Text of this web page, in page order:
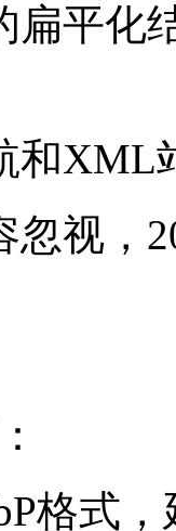
扁平化
和XML
忽视，
格式